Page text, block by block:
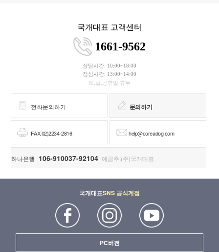
국개대표 고객센터
1661-9562
상담시간: 10:00~18:00
점심시간: 13:00~14:00
토,일,공휴일 휴무
전화문의하기 문의하기
FAX:02)2234-2816 help@coreadog.com
하나은행 106-910037-92104 예금주:(주)국개대표
국개대표SNS 공식계정
PC버전